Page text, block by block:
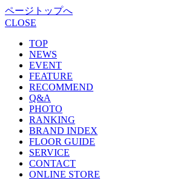
ページトップへ
CLOSE
TOP
NEWS
EVENT
FEATURE
RECOMMEND
Q&A
PHOTO
RANKING
BRAND INDEX
FLOOR GUIDE
SERVICE
CONTACT
ONLINE STORE